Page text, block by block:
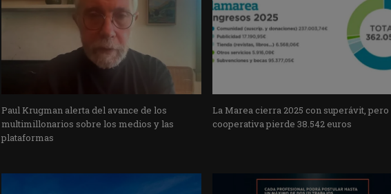
Paul Krugman alerta del avance de los
multimillonarios sobre los medios y las
plataformas
La Marea cierra 2025 con superávit, pero
cooperativa pierde 38.542 euros